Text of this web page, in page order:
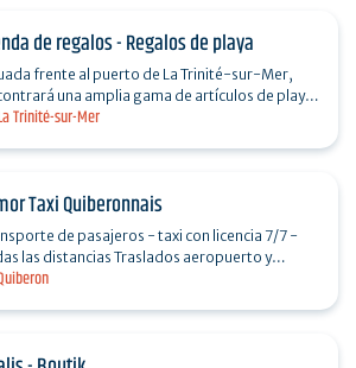
Trinité-sur-Mer
de regalos - Regalos de playa
frente al puerto de La Trinité-sur-Mer,
una amplia gama de artículos de playa,
bisutería, ropa náutica y aparejos de…
Taxi Quiberonnais
de pasajeros - taxi con licencia 7/7 -
las distancias Traslados aeropuerto y
estación Se recomienda reservar